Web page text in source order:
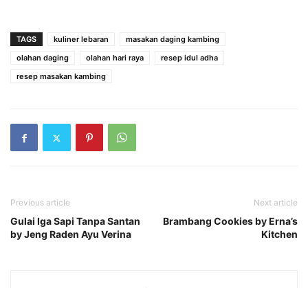
TAGS kuliner lebaran
masakan daging kambing
olahan daging
olahan hari raya
resep idul adha
resep masakan kambing
Previous article
Gulai Iga Sapi Tanpa Santan
by Jeng Raden Ayu Verina
Next article
Brambang Cookies by Erna’s
Kitchen